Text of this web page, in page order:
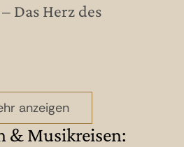
Das Herz des
anzeigen
& Musikreisen: